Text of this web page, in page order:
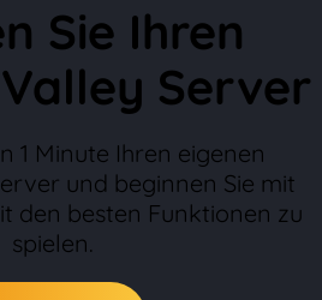
Sie Ihren
Server
1 Minute Ihren eigenen
und beginnen Sie mit
den besten Funktionen zu
spielen.